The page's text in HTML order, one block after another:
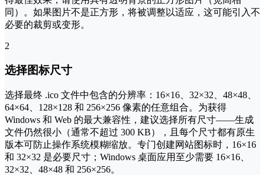
同）。如果图片不是正方形，将被调整以适应，这可能引入不
必要的裁剪或变形。
2
选择图标尺寸
选择最终 .ico 文件中包含的分辨率：16×16、32×32、48×48、
64×64、128×128 和 256×256 像素的任意组合。为获得
Windows 和 Web 的最大兼容性，建议选择所有尺寸——生成
文件仍然很小（通常不超过 300 KB），且每个尺寸都有原生
版本可防止操作系统模糊缩放。专门创建网站图标时，16×16
和 32×32 是必要尺寸；Windows 桌面应用至少需要 16×16、
32×32、48×48 和 256×256。